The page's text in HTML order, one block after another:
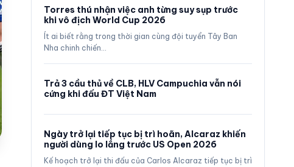
Torres thú nhận việc anh từng suy sụp trước
khi vô địch World Cup 2026
Ít ai biết rằng trong thời gian cùng đội tuyển Tây Ban
Nha chinh chiến…
Trả 3 cầu thủ về CLB, HLV Campuchia vẫn nói
cứng khi đấu ĐT Việt Nam
Ngày trở lại tiếp tục bị trì hoãn, Alcaraz khiến
người dùng lo lắng trước US Open 2026
Kế hoạch trở lại thi đấu của Carlos Alcaraz tiếp tục bị trì